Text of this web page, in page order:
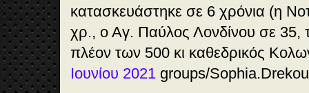
κατασκευάστηκε σε 6 χρόνια (η
χρ., ο Αγ. Παύλος Λονδίνου σε 35,
πλέον των 500 κι καθεδρικός
Ιουνίου 2021 groups/Sophia.Drekou